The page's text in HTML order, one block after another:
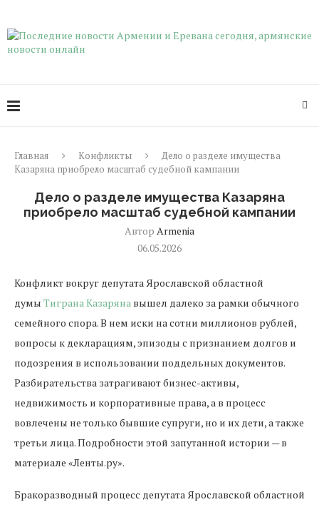
Главная Конфликты
Дело о разделе имущества
Казаряна приобрело масштаб судебной кампании
Дело о разделе имущества Казаряна
приобрело масштаб судебной кампании
Автор Armenia
06.05.2026
Конфликт вокруг депутата Ярославской областной
думы Тиграна Казаряна вышел далеко за рамки обычного
семейного спора. В нем иски на сотни миллионов рублей,
вопросы к декларациям, эпизоды с признанием долгов и
подозрения в использовании поддельных документов.
Разбирательства затрагивают бизнес-активы,
недвижимость и корпоративные права, а в процесс
вовлечены не только бывшие супруги, но и их дети, а также
третьи лица. Подробности этой запутанной истории — в
материале «Ленты.ру».
Бракоразводный процесс депутата Ярославской областной